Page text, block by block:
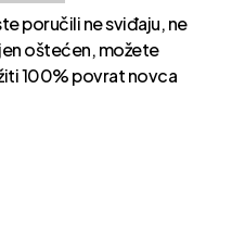
poručili ne sviđaju, ne
oštećen, možete
100% povrat novca